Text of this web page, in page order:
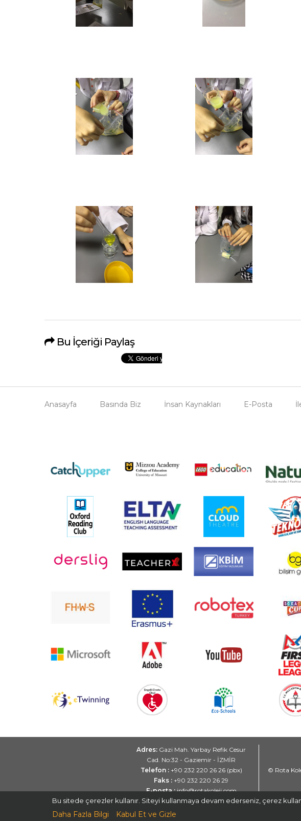
Bu İçeriği Paylaş
Anasayfa Basında Biz İnsan Kaynakları E-Posta
Adres: Gazi Mah. Yarbay Refik Cesur
Cad. No:32 - Gaziemir - İZMİR
Telefon : +90 232 220 26 26 (pbx)
Faks : +90 232 220 26 29
E-posta :info@rotakoleji.com
© Rota
Bu sitede çerezler kullanır. Siteyi kullanmaya devam ederseniz, çerez
Daha Fazla Bilgi Kabul Et ve Gizle